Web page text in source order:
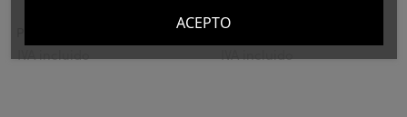
IVA incluido
PVPR:
IVA incluido
ACEPTO